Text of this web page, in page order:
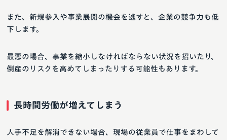
また、新規参入や事業展開の機会を逃すと、企業の競争力も低
下します。
最悪の場合、事業を縮小しなければならない状況を招いたり、
倒産のリスクを高めてしまったりする可能性もあります。
長時間労働が増えてしまう
人手不足を解消できない場合、現場の従業員で仕事をまわして